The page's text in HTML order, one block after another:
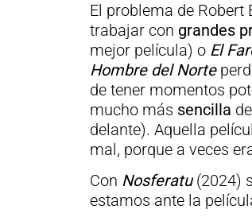
El problema de
trabajar con grandes
mejor película) o El
Hombre del Norte
de tener momentos
mucho más sencilla
delante). Aquella
mal, porque a veces
Con Nosferatu(2024)
estamos ante la